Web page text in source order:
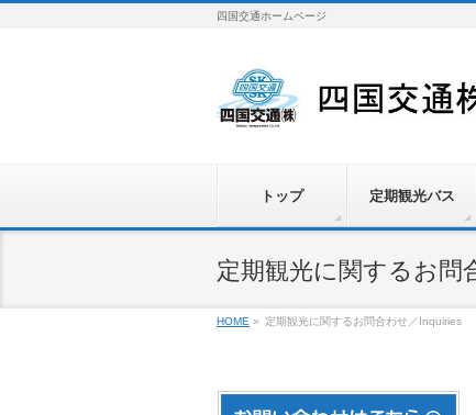
四国交通ホームページ
トップ 定期観光バス
定期観光に関するお問
HOME » 定期観光に関するお問合わせ／Inquiries